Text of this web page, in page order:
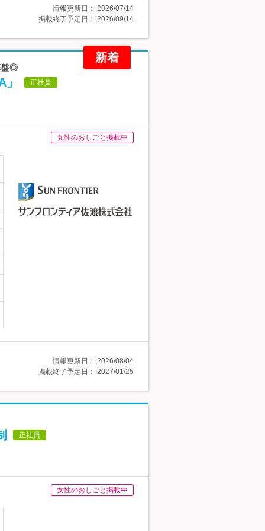
情報更新日： 2026/07/14
掲載終了予定日： 2026/09/14
新着
盤◎
正社員
女性のおしごと掲載中
情報更新日： 2026/08/04
掲載終了予定日： 2027/01/25
正社員
女性のおしごと掲載中